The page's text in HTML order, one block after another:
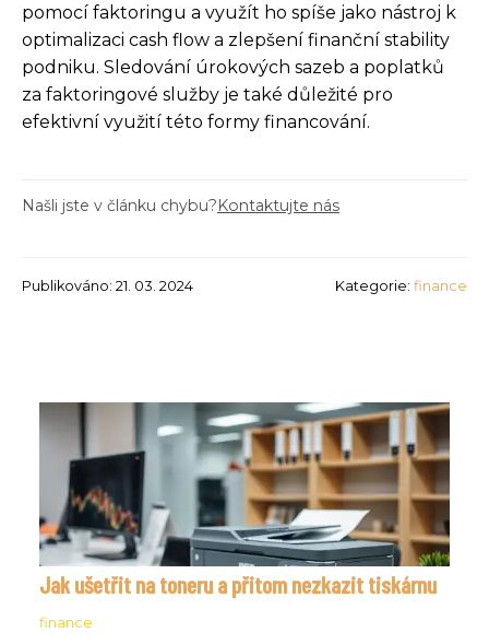
pomocí faktoringu a využít ho spíše jako nástroj k
optimalizaci cash flow a zlepšení finanční stability
podniku. Sledování úrokových sazeb a poplatků
za faktoringové služby je také důležité pro
efektivní využití této formy financování.
Našli jste v článku chybu?Kontaktujte nás
Publikováno: 21. 03. 2024 Kategorie: finance
Jak ušetřit na toneru a přitom nezkazit tiskárnu
finance